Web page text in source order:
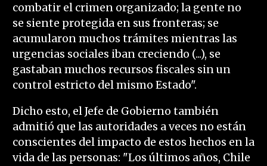
combatir el crimen organizado; la gente no
se siente protegida en sus fronteras; se
acumularon muchos trámites mientras las
urgencias sociales iban creciendo (...), se
gastaban muchos recursos fiscales sin un
control estricto del mismo Estado".
Dicho esto, el Jefe de Gobierno también
admitió que las autoridades a veces no están
conscientes del impacto de estos hechos en la
vida de las personas: "Los últimos años, Chile